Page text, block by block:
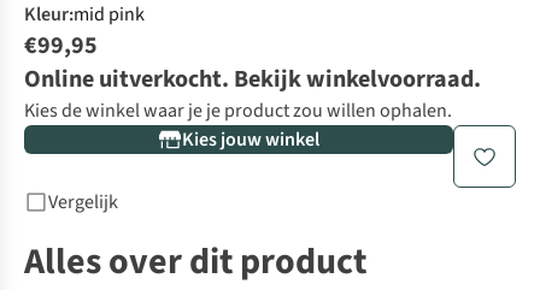
Kleur:mid pink
€99,95
Online uitverkocht. Bekijk winkelvoorraad.
Kies de winkel waar je je product zou willen ophalen.
Kies jouw winkel
Vergelijk
Alles over dit product